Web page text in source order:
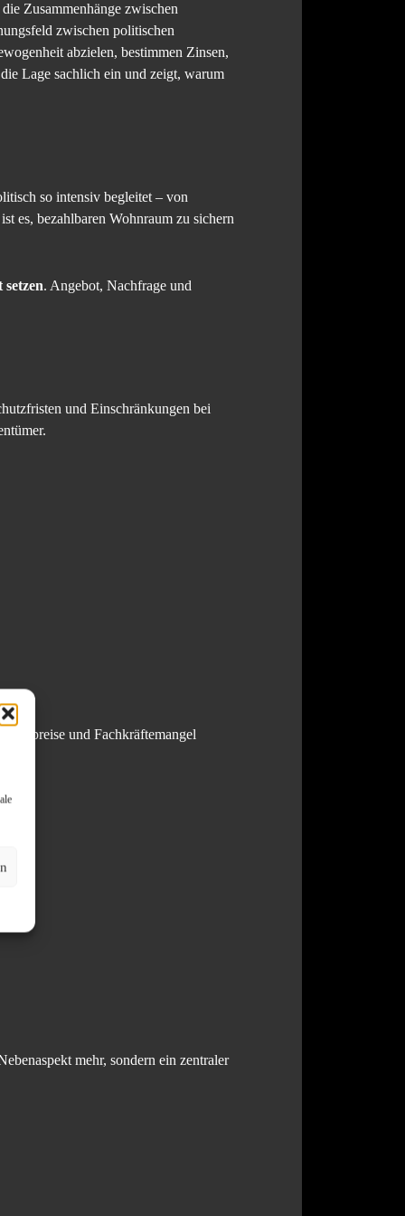
Zusammenhänge zwischen
zwischen politischen
abzielen, bestimmen Zinsen,
Lage sachlich ein und zeigt, warum
so intensiv begleitet – von
es, bezahlbaren Wohnraum zu sichern
. Angebot, Nachfrage und
und Einschränkungen bei
und Fachkräftemangel
mehr, sondern ein zentraler